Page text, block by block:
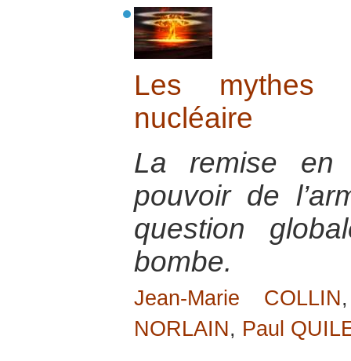
Les mythes
nucléaire
La remise en
pouvoir de
question
bombe.
Jean-Marie COLLIN
NORLAIN, Paul